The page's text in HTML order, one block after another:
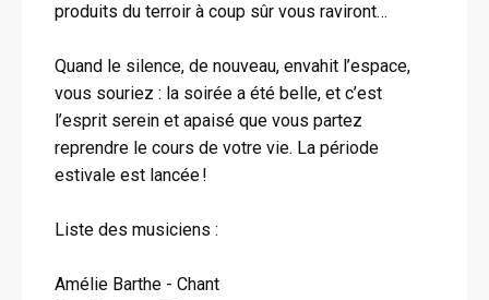
produits du terroir à coup sûr vous raviront…
Quand le silence, de nouveau, envahit l’espace,
vous souriez : la soirée a été belle, et c’est
l’esprit serein et apaisé que vous partez
reprendre le cours de votre vie. La période
estivale est lancée !
Liste des musiciens :
Amélie Barthe - Chant